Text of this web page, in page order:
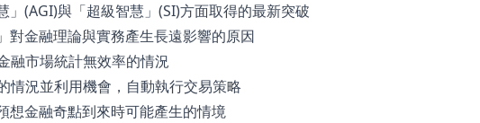
」(AGI)與「超級智慧」(SI)方面取得的最新突破
對金融理論與實務產生長遠影響的原因
融市場統計無效率的情況
情況並利用機會，自動執行交易策略
想金融奇點到來時可能產生的情境